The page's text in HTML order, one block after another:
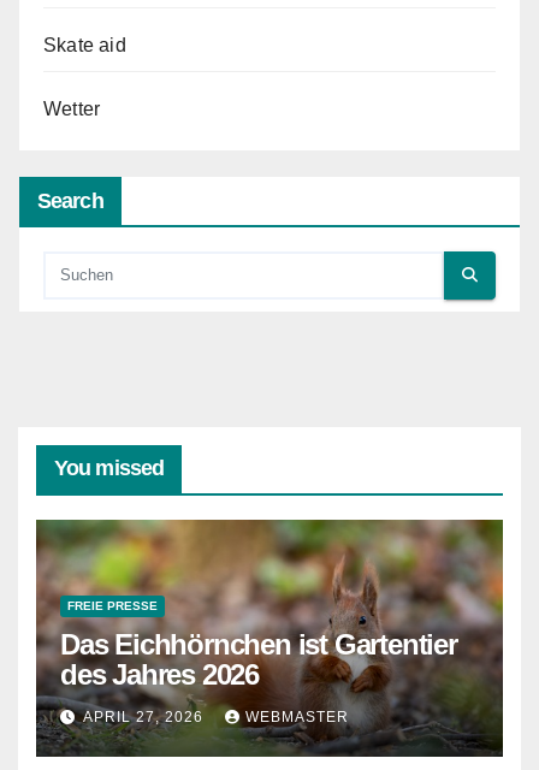
Skate aid
Wetter
Search
You missed
FREIE PRESSE
Das Eichhörnchen ist Gartentier
des Jahres 2026
APRIL 27, 2026 WEBMASTER